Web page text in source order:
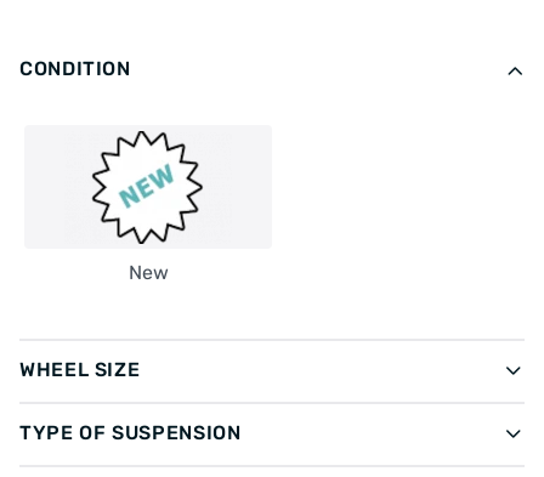
CONDITION
New
WHEEL SIZE
TYPE OF SUSPENSION